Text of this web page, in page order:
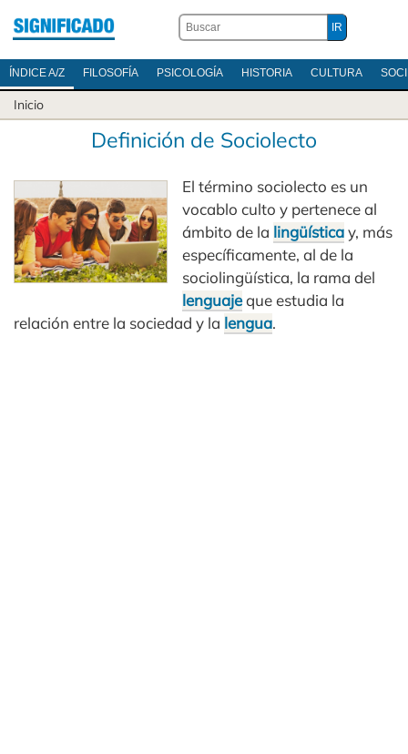
ÍNDICE A/Z FILOSOFÍA PSICOLOGÍA HISTORIA CULTURA
Inicio
Definición de Sociolecto
El término sociolecto es un
vocablo culto y pertenece al
ámbito de la lingüísticay, más
específicamente, al de la
sociolingüística, la rama del
lenguajeque estudia la
relación entre la sociedad y la lengua.